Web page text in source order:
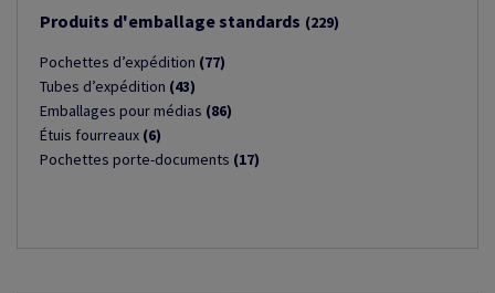
Produits d'emballage standards (229)
Pochettes d’expédition (77)
Tubes d’expédition (43)
Emballages pour médias (86)
Étuis fourreaux (6)
Pochettes porte-documents (17)